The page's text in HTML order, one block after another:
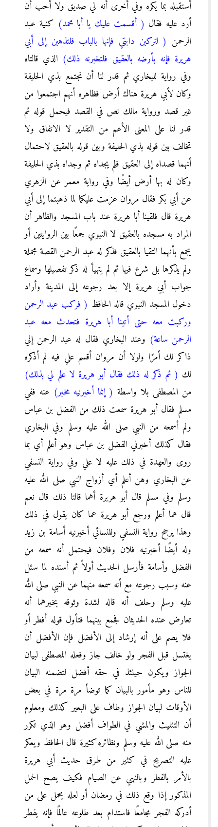
أستقبله بما يكره وفي أخرى أنه لي صديق ولا أحب أن
أرد عليه فقال ( أقسمت عليك يا أبا محمد) كنية عبد
الرحمن ( لتركبن دابتي فإنها بالباب فلتذهبن إلى أبي
هريرة فإنه بأرضه بالعقيق فلتخبرنه ذلك) الذي قالتاه
وفي رواية للبخاري ثم قدر لنا أن نجتمع بذي الحليفة
وكان لأبي هريرة هناك أرض فظاهره أنهم اجتمعوا من
غير قصد ورواية مالك نص في القصد فيحمل قوله ثم
قدر لنا على المعنى الأعم من التقدير لا الاتفاق ولا
تخالف بين قوله بذي الحليفة وبين قوله بالعقيق لاحتمال
أنهما قصداه إلى العقيق فلم يجداه ثم وجداه بذي الحليفة
وكان له بها أرض أيضًا وفي رواية معمر عن الزهري
عن أبي بكر فقال مروان عزمت عليكما لما ذهبتما إلى أبي
هريرة قال فلقينا أبا هريرة عند باب المسجد والظاهر أن
المراد به مسجده بالعقيق لا النبوي جمعًا بين الروايتين أو
يجمع بأنهما التقيا بالعقيق فذكر له عبد الرحمن القصة مجملة
ولم يذكرها بل شرع فيها ثم لم يتهيأ له ذكر تفصيلها وسماع
جواب أبي هريرة إلا بعد رجوعه إلى المدينة وأراد
دخول المسجد النبوي قاله الحافظ ( فركب عبد الرحمن
وركبت معه حتى أتينا أبا هريرة فتحدث معه عبد
الرحمن ساعة) وعند البخاري فقال له عبد الرحمن إني
ذاكر لك أمرًا ولولا أن مروان أقسم علي فيه لم أذكره
لك ( ثم ذكر له ذلك فقال أبو هريرة لا علم لي بذلك)
من المصطفى بلا واسطة ( إنما أخبرنيه مخبر) عنه ففي
مسلم فقال أبو هريرة سمعت ذلك من الفضل بن عباس
ولم أسمعه من النبي صلى الله عليه وسلم وفي البخاري
فقال كذلك أخبرني الفضل بن عباس وهو أعلم أي بما
روى والعهدة في ذلك عليه لا علي وفي رواية النسفي
عن البخاري وهن أعلم أي أزواج النبي صلى الله عليه
وسلم وفي مسلم قال أبو هريرة أهما قالتا ذلك قال نعم
قال هما أعلم ورجع أبو هريرة عما كان يقول في ذلك
وهذا يرجح رواية النسفي وللنسائي أخبرنيه أسامة بن زيد
وله أيضًا أخبرنيه فلان وفلان فيحتمل أنه سمعه من
الفضل وأسامة فأرسل الحديث أولاً ثم أسنده لما سئل
عنه وسبب رجوعه مع أنه سمعه منهما عن النبي صلى الله
عليه وسلم وحلف أنه قاله لشدة وثوقه بخبرهما أنه
تعارض عنده الحديثان فجمع بينهما فتأول قوله أفطر أو
فلا يصم على أنه إرشاد إلى الأفضل فإن الأفضل أن
يغتسل قبل الفجر ولو خالف جاز وفعله المصطفى لبيان
الجواز ويكون حينئذ في حقه أفضل لتضمنه البيان
للناس وهو مأمور بالبيان كما توضأ مرة مرة في بعض
الأوقات لبيان الجواز وطاف على البعير كذلك ومعلوم
أن التثليث والمشي في الطواف أفضل وهو الذي تكرر
منه صلى الله عليه وسلم ونظائره كثيرة قال الحافظ ويعكر
عليه التصريح في كثير من طرق حديث أبي هريرة
بالأمر بالفطر وبالنهي عن الصيام فكيف يصح الحمل
المذكور إذا وقع ذلك في رمضان أو لعله يحمل على من
أدركه الفجر مجامعًا فاستدام بعد طلوعه عالمًا فإنه يفطر